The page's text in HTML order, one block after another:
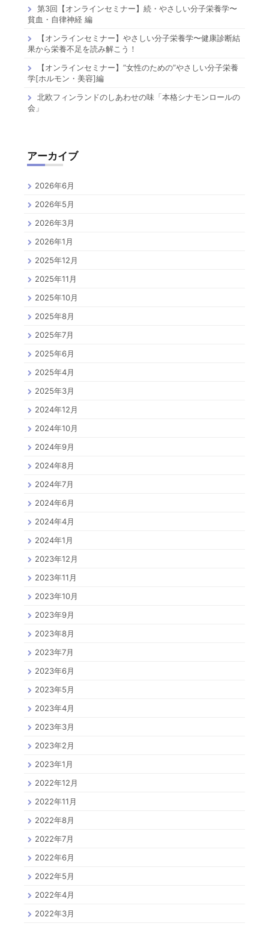
第3回【オンラインセミナー】続・やさしい分子栄養学〜
貧血・自律神経 編
【オンラインセミナー】やさしい分子栄養学〜健康診断結
果から栄養不足を読み解こう！
【オンラインセミナー】”女性のための”やさしい分子栄養
学[ホルモン・美容]編
北欧フィンランドのしあわせの味「本格シナモンロールの
会」
アーカイブ
2026年6月
2026年5月
2026年3月
2026年1月
2025年12月
2025年11月
2025年10月
2025年8月
2025年7月
2025年6月
2025年4月
2025年3月
2024年12月
2024年10月
2024年9月
2024年8月
2024年7月
2024年6月
2024年4月
2024年1月
2023年12月
2023年11月
2023年10月
2023年9月
2023年8月
2023年7月
2023年6月
2023年5月
2023年4月
2023年3月
2023年2月
2023年1月
2022年12月
2022年11月
2022年8月
2022年7月
2022年6月
2022年5月
2022年4月
2022年3月